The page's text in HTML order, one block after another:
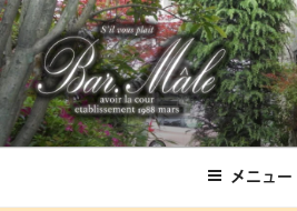
コ
ン
テ
ン
ツ
へBar.Male メニュー